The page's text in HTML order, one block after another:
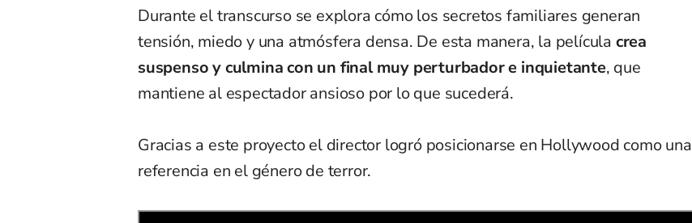
Durante el transcurso se explora cómo los secretos familiares generan
tensión, miedo y una atmósfera densa. De esta manera, la película crea
suspenso y culmina con un final muy perturbador e inquietante, que
mantiene al espectador ansioso por lo que sucederá.
Gracias a este proyecto el director logró posicionarse en Hollywood como una
referencia en el género de terror.